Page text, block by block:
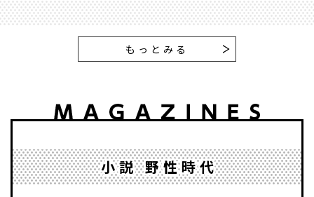
もっとみる
小説 野性時代